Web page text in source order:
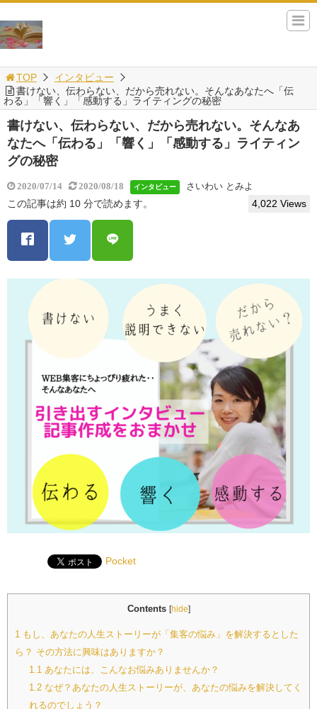
TOP
インタビュー
書けない、伝わらない、だから売れない。そんなあなたへ「伝
わる」「響く」「感動する」ライティングの秘密
書けない、伝わらない、だから売れない。そんなあ
なたへ「伝わる」「響く」「感動する」ライティン
グの秘密
2020/07/14 2020/08/18 インタビュー さいわい とみよ
この記事は約 10 分で読めます。 4,022 Views
Pocket
Contents [hide]
1 もし、あなたの人生ストーリーが「集客の悩み」を解決するとした
ら？ その方法に興味はありますか？
1.1あなたには、こんなお悩みありませんか？
1.2なぜ？あなたの人生ストーリーが、あなたの悩みを解決してく
れるのでしょう？